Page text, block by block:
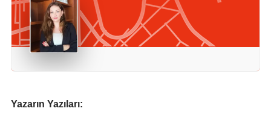
Yazarın Yazıları: